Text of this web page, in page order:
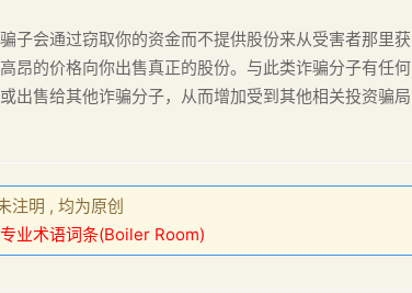
子会通过窃取你的资金而不提供股份来从受害者那里获
昂的价格向你出售真正的股份。与此类诈骗分子有任何
出售给其他诈骗分子，从而增加受到其他相关投资骗局
注明 , 均为原创
专业术语词条(Boiler Room)